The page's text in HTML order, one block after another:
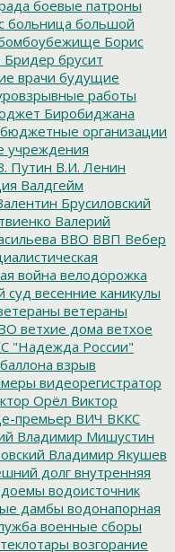
боевые патроны
больница большой
Борис
Бридер брусит
врачи будущие
работы
Биробиджана
бюджетные организации
Путин В.И. Ленин
Валдгейм
Брусиловский
Валерий
ВВО ВВП Вебер
война велодорожка
суд весенние каникулы
ветераны
ветхие дома ветхое
"Надежда России"
взрыв
видеорегистратор
Орёл Виктор
премьер ВИЧ ВККС
Владимир Мишустин
Владимир Якушев
долг внутренняя
водоисточник
дамбы водонапорная
военные сборы
возгорание